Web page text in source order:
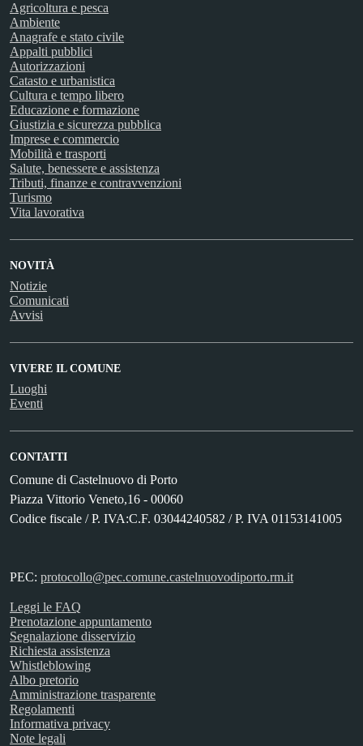
Agricoltura e pesca
Ambiente
Anagrafe e stato civile
Appalti pubblici
Autorizzazioni
Catasto e urbanistica
Cultura e tempo libero
Educazione e formazione
Giustizia e sicurezza pubblica
Imprese e commercio
Mobilità e trasporti
Salute, benessere e assistenza
Tributi, finanze e contravvenzioni
Turismo
Vita lavorativa
NOVITÀ
Notizie
Comunicati
Avvisi
VIVERE IL COMUNE
Luoghi
Eventi
CONTATTI
Comune di Castelnuovo di Porto
Piazza Vittorio Veneto,16 - 00060
Codice fiscale / P. IVA:C.F. 03044240582 / P. IVA 01153141005
PEC: protocollo@pec.comune.castelnuovodiporto.rm.it
Leggi le FAQ
Prenotazione appuntamento
Segnalazione disservizio
Richiesta assistenza
Whistleblowing
Albo pretorio
Amministrazione trasparente
Regolamenti
Informativa privacy
Note legali